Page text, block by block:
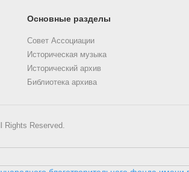
Основные разделы
Совет Ассоциации
Историческая музыка
Исторический архив
Библиотека архива
Rights Reserved.